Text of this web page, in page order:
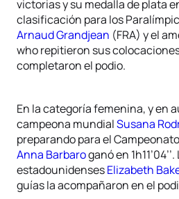
victorias y su medalla de plata
clasificación para los
Arnaud Grandjean (FRA) y el
who repitieron sus
completaron el podio.
En la categoría femenina, y en
campeona mundialSusana
preparando para el
Anna Barbaroganó en
estadounidensesElizabeth
guías la acompañaron en el